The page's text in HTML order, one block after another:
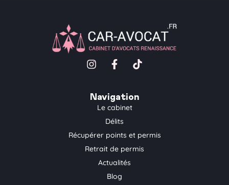
I
t
a
a
m
F
a
e
b
o
o
k
-
f
T
i
t
o
Navigation
Le cabinet
Délits
Récupérer points et permis
Retrait de permis
Actualités
Blog